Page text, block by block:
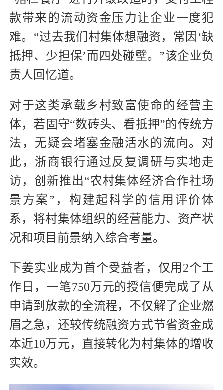
款带来的流动资金压力让企业一度犯
难。“过去我们村集体想融资，常因‘缺
抵押、少担保’而四处碰壁。”该企业负
责人回忆道。
对于这类承载乡村致富使命的经营主
体，若固守“数砖头、看抵押”的传统方
法，无疑会堵塞金融活水的流向。对
此，浙商银行通过反复调研与实地走
访，创新推出“农村集体经济合作社场
景方案”，构建起科学的信用评价体
系，将村集体组织的经营能力、资产状
况和项目前景纳入综合考量。
下姜实业成为首个受益者，仅用2个工
作日，一笔750万元的授信便完成了从
申请到放款的全流程，不仅解了企业燃
眉之急，还较传统融资方式节省资金成
本近10万元，直接转化为村集体的增收
实效。